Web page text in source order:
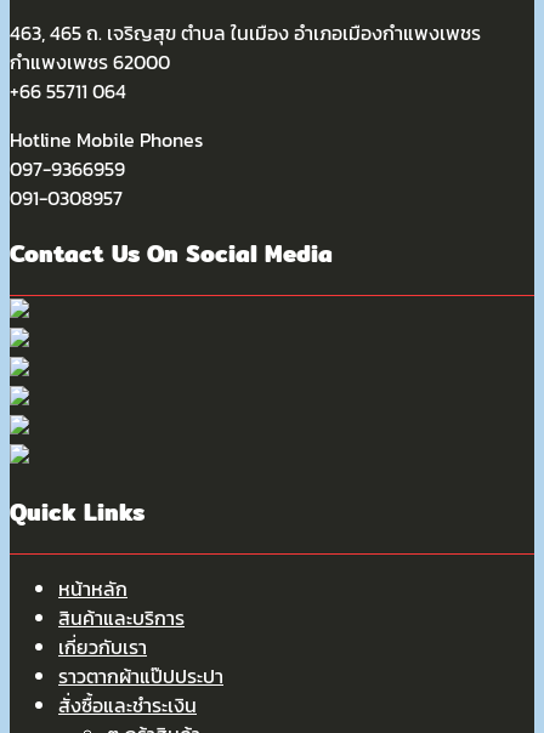
463, 465 ถ. เจริญสุข ตำบล ในเมือง อำเภอเมืองกำแพงเพชร
กำแพงเพชร 62000
+66 55711 064
Hotline Mobile Phones
097-9366959
091-0308957
Contact Us On Social Media
Quick Links
หน้าหลัก
สินค้าและบริการ
เกี่ยวกับเรา
ราวตากผ้าแป๊ปประปา
สั่งซื้อและชำระเงิน